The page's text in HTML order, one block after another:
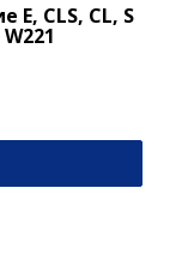
CLS, CL, S